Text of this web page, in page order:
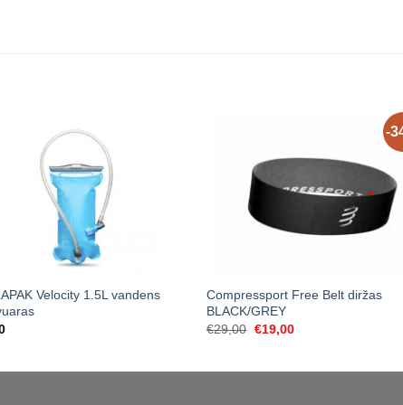
Velocity 1.5L vandens
-
Compressport Free Belt diržas
BLACK/GREY
€29,00 Original
€19,00Current